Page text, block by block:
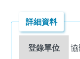
詳細資料
登錄單位